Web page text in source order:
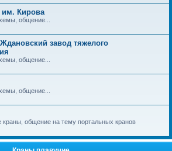
Кирова
общение...
завод тяжелого
общение...
общение...
краны, общение на тему портальных кранов